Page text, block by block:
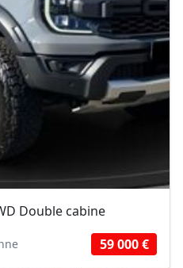
Double cabine
59 000 €